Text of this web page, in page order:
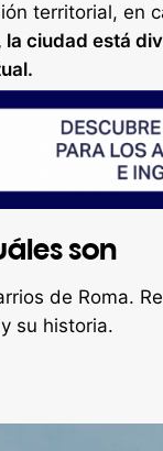
territorial,
ciudad está
son
de Roma.
su historia.